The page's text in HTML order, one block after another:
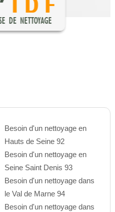
Besoin d'un nettoyage en
Hauts de Seine 92
Besoin d'un nettoyage en
Seine Saint Denis 93
Besoin d'un nettoyage dans
le Val de Marne 94
Besoin d'un nettoyage dans